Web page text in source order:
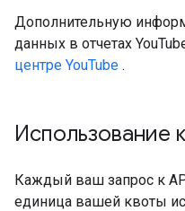
Дополнительную
данных в отчетах
центре YouTube .
Использование
Каждый ваш запрос к
единица вашей квоты